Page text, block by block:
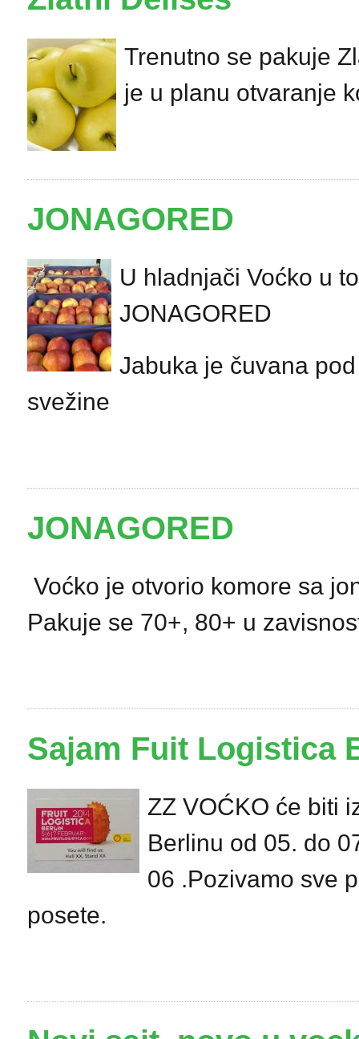
Trenutno se pakuje
je u planu otvaranje
JONAGORED
U hladnjači Voćko u
JONAGORED
Jabuka je čuvana
svežine
JONAGORED
Voćko je otvorio komore sa
Pakuje se 70+, 80+ u
Sajam Fuit Logistica
ZZ VOĆKO će biti
Berlinu od 05. do
06 .Pozivamo sve
posete.